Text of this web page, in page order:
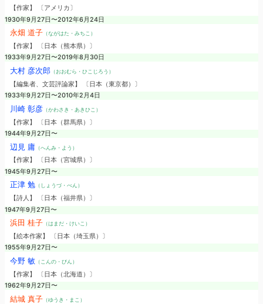
【作家】 〔アメリカ〕
1930年9月27日〜2012年6月24日
永畑 道子（ながはた・みちこ）
【作家】 〔日本（熊本県）〕
1933年9月27日〜2019年8月30日
大村 彦次郎（おおむら・ひこじろう）
【編集者、文芸評論家】 〔日本（東京都）〕
1933年9月27日〜2010年2月4日
川崎 彰彦（かわさき・あきひこ）
【作家】 〔日本（群馬県）〕
1944年9月27日〜
辺見 庸（へんみ・よう）
【作家】 〔日本（宮城県）〕
1945年9月27日〜
正津 勉（しょうづ・べん）
【詩人】 〔日本（福井県）〕
1947年9月27日〜
浜田 桂子（はまだ・けいこ）
【絵本作家】 〔日本（埼玉県）〕
1955年9月27日〜
今野 敏（こんの・びん）
【作家】 〔日本（北海道）〕
1962年9月27日〜
結城 真子（ゆうき・まこ）